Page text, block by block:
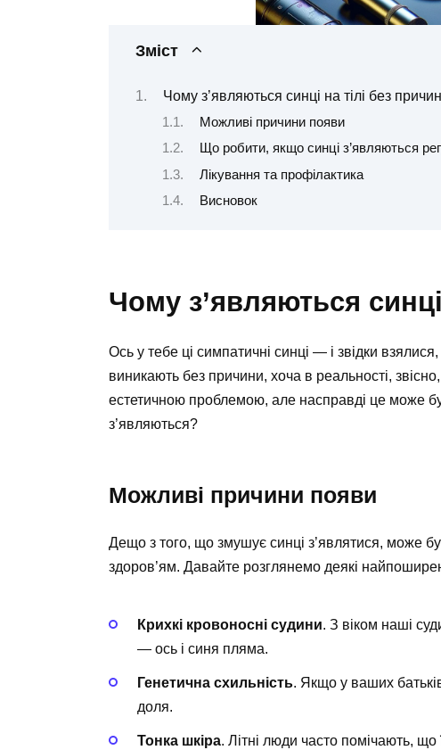
Зміст
Чому з’являються синці на тілі без
Можливі причини появи
Що робити, якщо синці з’являються
Лікування та профілактика
Висновок
Чому з’являються
Ось у тебе ці симпатичні синці — і звідки
виникають без причини, хоча в реальності,
естетичною проблемою, але насправді це може
з’являються?
Можливі причини появи
Дещо з того, що змушує синці з’являтися, може
здоров’ям. Давайте розглянемо деякі
Крихкі кровоносні судини. З віком наші
— ось і синя пляма.
Генетична схильність. Якщо у ваших
доля.
Тонка шкіра. Літні люди часто помічають,